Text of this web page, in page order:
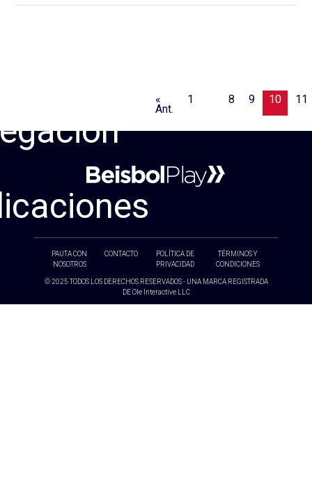
«
Ant.
1 8 9 10 11
PAUTA CON
NOSOTROS
CONTACTO
POLÍTICA DE
PRIVACIDAD
TÉRMINOS Y
CONDICIONES
© 2025 TODOS LOS DERECHOS RESERVADOS - UNA MARCA REGISTRADA
DE Ole Interactive LLC